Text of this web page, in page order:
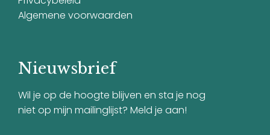
Algemene voorwaarden
Nieuwsbrief
Wil je op de hoogte blijven en sta je nog
niet op mijn mailinglijst? Meld je aan!